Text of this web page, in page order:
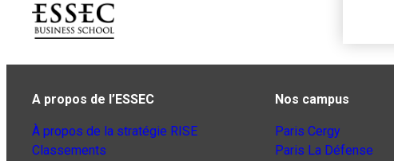
A propos de l’ESSEC
À propos de la stratégie RISE
Classements
Nos campus
Paris Cergy
Paris La Défense